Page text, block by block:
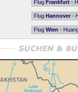
Flug Frankfurt -
Flug Hannover -
Flug Wien -